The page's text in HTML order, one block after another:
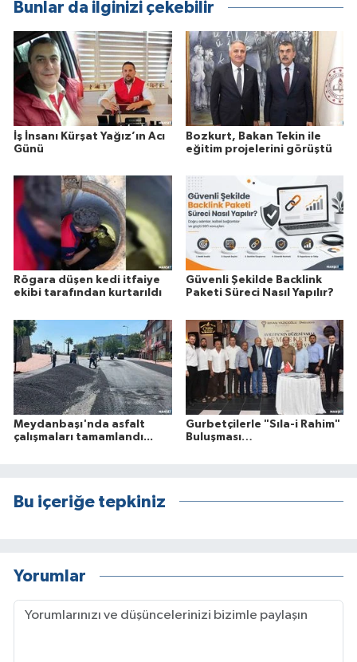
Bunlar da ilginizi çekebilir
İş İnsanı Kürşat Yağız’ın Acı
Günü
Bozkurt, Bakan Tekin ile
eğitim projelerini görüştü
Rögara düşen kedi itfaiye
ekibi tarafından kurtarıldı
Güvenli Şekilde Backlink
Paketi Süreci Nasıl Yapılır?
Meydanbaşı'nda asfalt
çalışmaları tamamlandı...
Gurbetçilerle "Sıla-i Rahim"
Buluşması…
Bu içeriğe tepkiniz
Yorumlar